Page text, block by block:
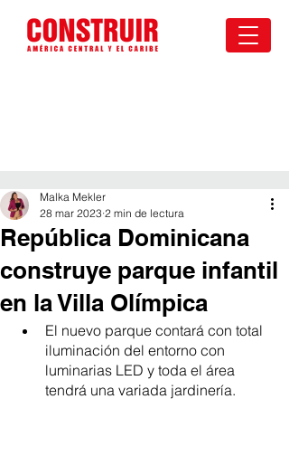
República Dominicana
construye parque infantil
en la Villa Olímpica
Malka Mekler
28 mar 2023 2 min de lectura
El nuevo parque contará con total
iluminación del entorno con
luminarias LED y toda el área
tendrá una variada jardinería.